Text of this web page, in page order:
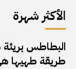
الأكثر شهرة
البطاطس بريئة
طريقة طهيها